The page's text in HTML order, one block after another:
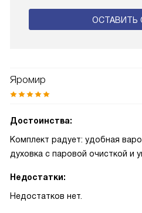
ОСТАВИТЬ
Яромир
Достоинства:
Комплект радует: удобная
духовка с паровой очисткой и
Недостатки:
Недостатков нет.